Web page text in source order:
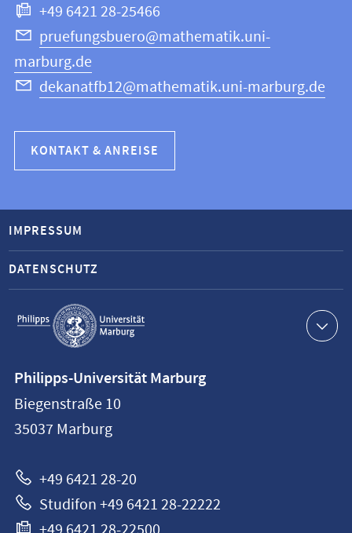
+49 6421 28-25466
pruefungsbuero@mathematik.uni-
marburg.de
dekanatfb12@mathematik.uni-marburg.de
KONTAKT & ANREISE
Service-
Navigation
IMPRESSUM
DATENSCHUTZ
Philipps-
Universität
Marburg
Philipps-Universität Marburg
Biegenstraße 10
35037 Marburg
+49 6421 28-20
Studifon +49 6421 28-22222